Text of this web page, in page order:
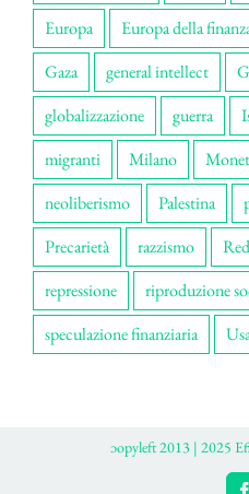
Europa
Europa della
Gaza
general intellect
globalizzazione
guerra
migranti
Milano
neoliberismo
Palestina
Precarietà
razzismo
repressione
riproduzione
speculazione finanziaria
ɔopyleft 2013 | 2025